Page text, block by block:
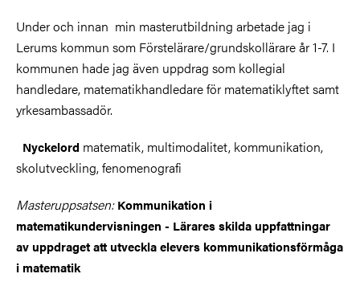
Under och innan min masterutbildning arbetade jag i
Lerums kommun som Förstelärare/grundskollärare år 1-7. I
kommunen hade jag även uppdrag som kollegial
handledare, matematikhandledare för matematiklyftet samt
yrkesambassadör.
Nyckelord matematik, multimodalitet, kommunikation,
skolutveckling, fenomenografi
Masteruppsatsen: Kommunikation i
matematikundervisningen - Lärares skilda uppfattningar
av uppdraget att utveckla elevers kommunikationsförmåga
i matematik